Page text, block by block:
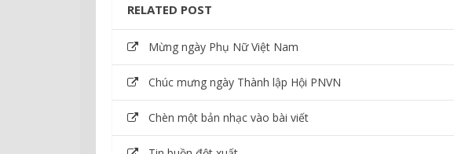
RELATED POST
Mừng ngày Phụ Nữ Việt Nam
Chúc mưng ngày Thành lập Hội PNVN
Chèn một bản nhạc vào bài viết